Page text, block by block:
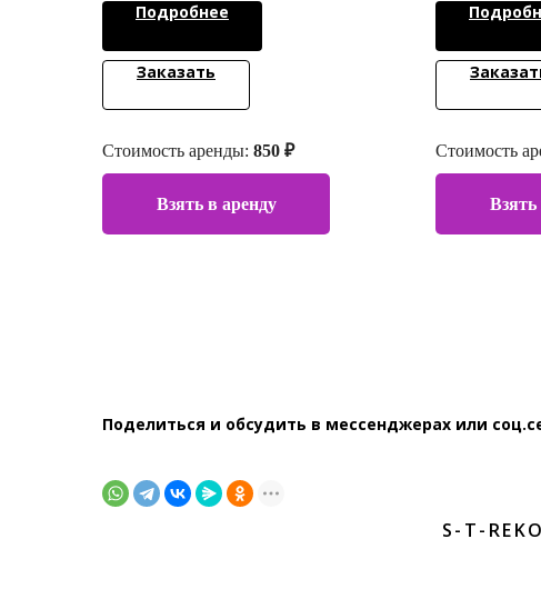
Подробнее
Заказать
Стоимость аренды: 850 ₽
Взять в аренду
Стоимость
Взять
Поделиться и обсудить в мессенджерах или
S-T-